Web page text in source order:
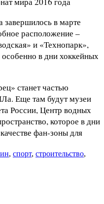
завершилось в марте
расположение –
и «Технопарк»,
особенно в дни хоккейных
станет частью
Еще там будут музеи
России, Центр водных
которое в дни
фан-зоны для
, спорт, строительство,